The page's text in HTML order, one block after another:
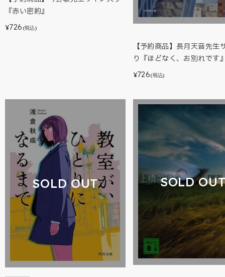
『赤い密約』
¥726 (税込)
【予約商品】長月天音先生
り『ほどなく、お別れです
¥726(税込)
SOLD OUT SOLD